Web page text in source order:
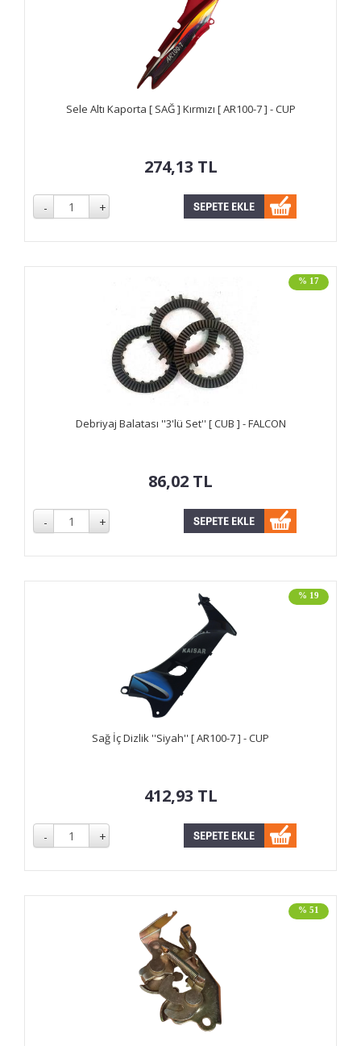
Sele Altı Kaporta [ SAĞ ] Kırmızı [ AR100-7 ] - CUP
274,13 TL
% 17
Debriyaj Balatası ''3'lü Set'' [ CUB ] - FALCON
86,02 TL
% 19
Sağ İç Dizlik ''Siyah'' [ AR100-7 ] - CUP
412,93 TL
% 51